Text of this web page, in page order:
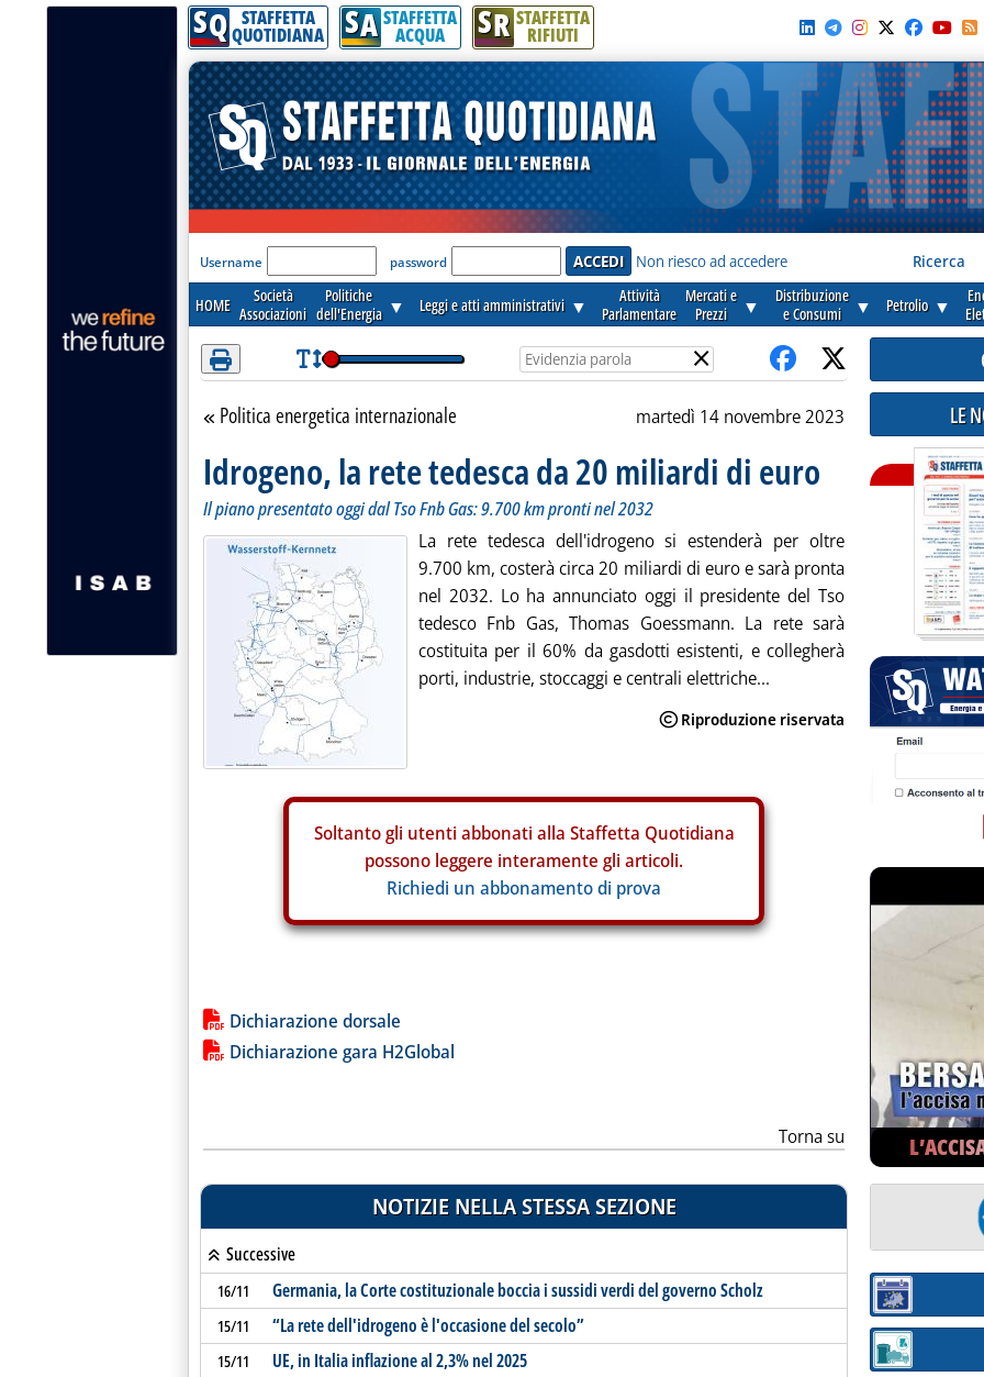
Attenzione! Esegui l'accesso per lèggere interamente la notizia.
SQ STAFFETTA
QUOTIDIANA SA STAFFETTA
ACQUA SR STAFFETTA
RIFIUTI
'Modulo Login per accedere'
Username password Non riesco ad accedere Ricerca
HOME
Società
Associazioni
Politiche
dell'Energia ▼ Leggi e atti amministrativi ▼
Attività
Parlamentare
Mercati e
Prezzi
▼
Distribuzione
e Consumi
▼ Petrolio ▼
×
Torna alla sezione
Politica energetica internazionale martedì 14 novembre 2023
Idrogeno, la rete tedesca da 20 miliardi di euro
Il piano presentato oggi dal Tso Fnb Gas: 9.700 km pronti nel 2032
La rete tedesca dell'idrogeno si estenderà per oltre
9.700 km, costerà circa 20 miliardi di euro e sarà pronta
nel 2032. Lo ha annunciato oggi il presidente del Tso
tedesco Fnb Gas, Thomas Goessmann. La rete sarà
costituita per il 60% da gasdotti esistenti, e collegherà
porti, industrie, stoccaggi e centrali elettriche...
Soltanto gli utenti abbonati alla Staffetta Quotidiana
possono leggere interamente gli articoli.
Richiedi un abbonamento di prova
Lista allegati PDF alla notizia
Dichiarazione dorsale
Dichiarazione gara H2Global
Torna su
NOTIZIE NELLA STESSA SEZIONE
Successive
16/11 Germania, la Corte costituzionale boccia i sussidi verdi del governo Scholz
15/11 “La rete dell'idrogeno è l'occasione del secolo”
15/11 UE, in Italia inflazione al 2,3% nel 2025
LE
Sezione:
Sezione: